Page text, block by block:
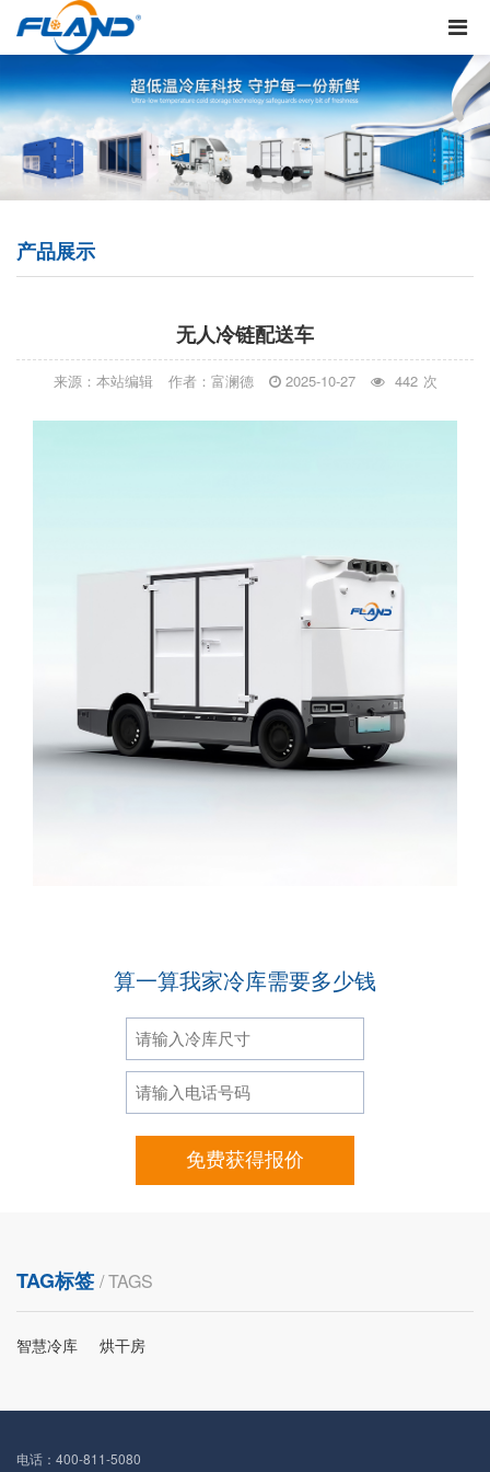
产品展示
无人冷链配送车
来源：本站编辑 作者：富澜德 2025-10-27 442 次
算一算我家冷库需要多少钱
免费获得报价
TAG标签 / TAGS
智慧冷库 烘干房
电话：400-811-5080